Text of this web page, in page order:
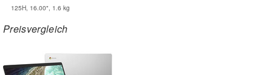
125H, 16.00", 1.6 kg
Preisvergleich